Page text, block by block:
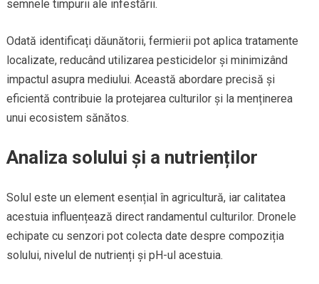
semnele timpurii ale infestării.
Odată identificați dăunătorii, fermierii pot aplica tratamente
localizate, reducând utilizarea pesticidelor și minimizând
impactul asupra mediului. Această abordare precisă și
eficientă contribuie la protejarea culturilor și la menținerea
unui ecosistem sănătos.
Analiza solului și a nutrienților
Solul este un element esențial în agricultură, iar calitatea
acestuia influențează direct randamentul culturilor. Dronele
echipate cu senzori pot colecta date despre compoziția
solului, nivelul de nutrienți și pH-ul acestuia.